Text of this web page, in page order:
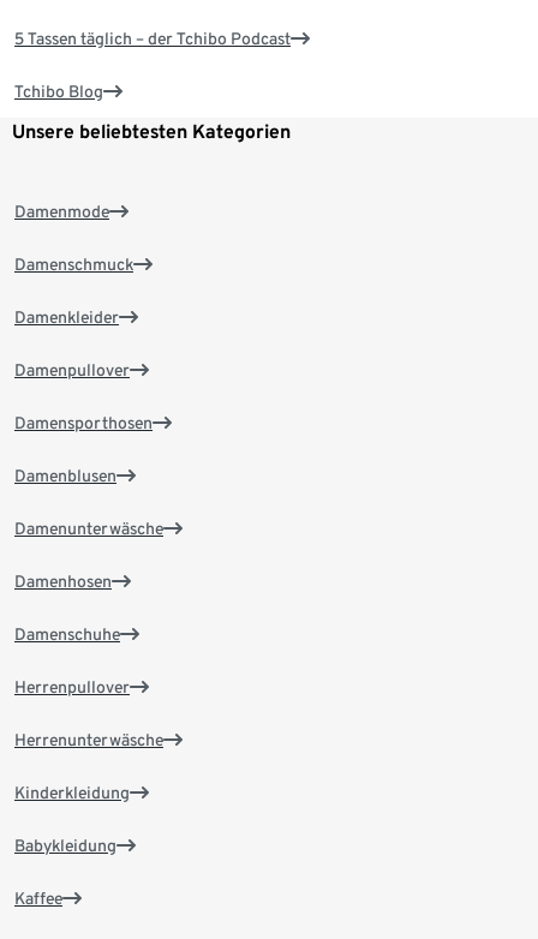
5 Tassen täglich – der Tchibo Podcast
Tchibo Blog
Unsere beliebtesten Kategorien
Damenmode
Damenschmuck
Damenkleider
Damenpullover
Damensporthosen
Damenblusen
Damenunterwäsche
Damenhosen
Damenschuhe
Herrenpullover
Herrenunterwäsche
Kinderkleidung
Babykleidung
Kaffee